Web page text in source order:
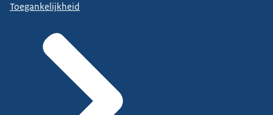
Toegankelijkheid